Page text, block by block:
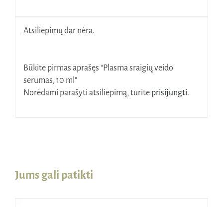
Atsiliepimų dar nėra.
Būkite pirmas aprašęs “Plasma sraigių veido
serumas, 10 ml”
Norėdami parašyti atsiliepimą, turite prisijungti.
Jums gali patikti